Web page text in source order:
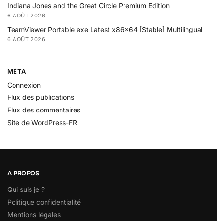
Indiana Jones and the Great Circle Premium Edition
6 AOÛT 2026
TeamViewer Portable exe Latest x86x64 [Stable] Multilingual
6 AOÛT 2026
MÉTA
Connexion
Flux des publications
Flux des commentaires
Site de WordPress-FR
A PROPOS
Qui suis je ?
Politique confidentialité
Mentions légales